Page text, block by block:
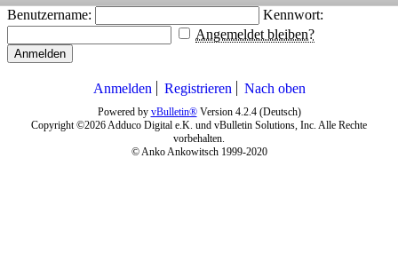
Benutzername:
Kennwort:
Angemeldet bleiben?
Anmelden
Anmelden Registrieren Nach oben
Powered by vBulletin®Version 4.2.4 (Deutsch)
Copyright ©2026 Adduco Digital e.K. und vBulletin Solutions, Inc. Alle Rechte
vorbehalten.
© Anko Ankowitsch 1999-2020